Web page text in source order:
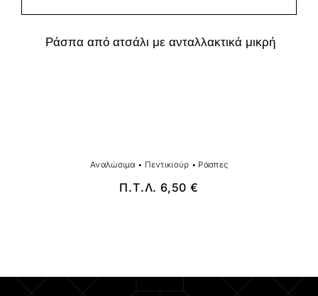
Ράσπα από ατσάλι με ανταλλακτικά μικρή
Αναλώσιμα • Πεντικιούρ • Ράσπες
Π.Τ.Λ.6,50€